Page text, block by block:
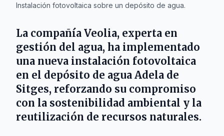
Instalación fotovoltaica sobre un depósito de agua.
La compañía Veolia, experta en
gestión del agua, ha implementado
una nueva instalación fotovoltaica
en el depósito de agua Adela de
Sitges, reforzando su compromiso
con la sostenibilidad ambiental y la
reutilización de recursos naturales.